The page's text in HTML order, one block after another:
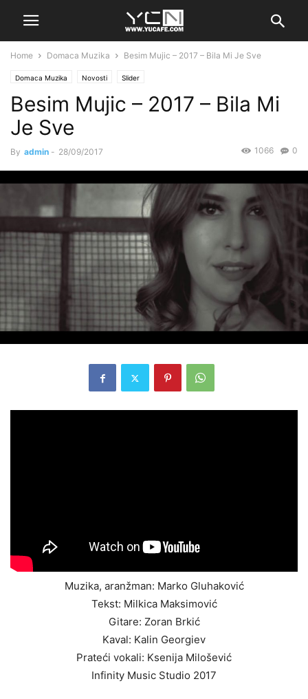
Home Domaca Muzika Besim Mujic – 2017 – Bila Mi Je Sve
Domaca Muzika Novosti Slider
Besim Mujic – 2017 – Bila Mi
Je Sve
By admin - 28/09/2017 0
1066
Muzika, aranžman: Marko Gluhaković
Tekst: Milkica Maksimović
Gitare: Zoran Brkić
Kaval: Kalin Georgiev
Prateći vokali: Ksenija Milošević
Infinity Music Studio 2017